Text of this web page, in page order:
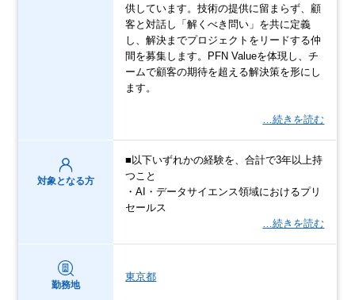
供しています。技術の提供に留まらず、顧
客と対話し「解くべき問い」を共に定義
し、解決までプロジェクトをリードする仲
間を募集します。PFN Valueを体現し、チ
ームで顧客の期待を超える解決策を形にし
ます。
…続きを読む
対象となる方
■以下いずれかの経験を、合計で3年以上持
つこと
・AI・データサイエンス領域におけるプリ
セールス
…続きを読む
勤務地
東京都